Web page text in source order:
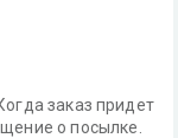
заказ придет
о посылке.